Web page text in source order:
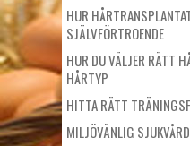
HUR
SJÄLVFÖRTROENDE
HUR DU VÄLJER RÄTT
HÅRTYP
HITTA RÄTT
MILJÖVÄNLIG